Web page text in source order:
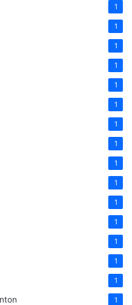
1
1
1
1
1
1
1
1
1
1
1
1
1
1
1
1